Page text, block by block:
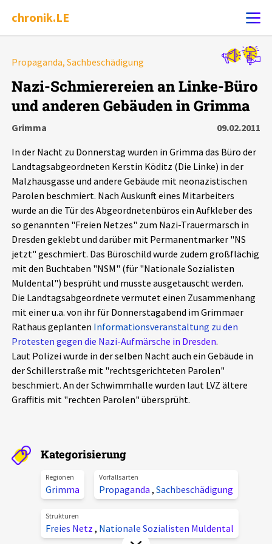
chronik.LE
Ereignis melden
Chronik
Leipziger Zustände
Schlaglichter
Phänomene
Aktuelles
Alle Beiträge
Veranstaltungen
Pressemitteilungen
Podcasts
Über uns
Projektbeschreibung
Kontakt
Unterstützer_innen
chronik.LE in der Presse
Propaganda, Sachbeschädigung
Nazi-Schmierereien an Linke-Büro
und anderen Gebäuden in Grimma
Grimma
09.02.2011
In der Nacht zu Donnerstag wurden in Grimma das Büro der
Landtagsabgeordneten Kerstin Köditz (Die Linke) in der
Malzhausgasse und andere Gebäude mit neonazistischen
Parolen beschmiert. Nach Auskunft eines Mitarbeiters
wurde an die Tür des Abgeordnetenbüros ein Aufkleber des
so genannten "Freien Netzes" zum Nazi-Trauermarsch in
Dresden geklebt und darüber mit Permanentmarker "NS
jetzt" geschmiert. Das Büroschild wurde zudem großflächig
mit den Buchtaben "NSM" (für "Nationale Sozialisten
Muldental") besprüht und musste ausgetauscht werden.
Die Landtagsabgeordnete vermutet einen Zusammenhang
mit einer u.a. von ihr für Donnerstagabend im Grimmaer
Rathaus geplanten Informationsveranstaltung zu den
Protesten gegen die Nazi-Aufmärsche in Dresden.
Laut Polizei wurde in der selben Nacht auch ein Gebäude in
der Schillerstraße mit "rechtsgerichteten Parolen"
beschmiert. An der Schwimmhalle wurden laut LVZ ältere
Graffitis mit "rechten Parolen" übersprüht.
Kategorisierung
Regionen
Grimma
Vorfallsarten
Propaganda , Sachbeschädigung
Strukturen
Freies Netz , Nationale Sozialisten Muldental
Alle Ereignisse
Ereignisse
Ereignisse Statistik